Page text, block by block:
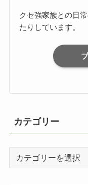
クセ強家族との日
たりしています。
カテゴリー